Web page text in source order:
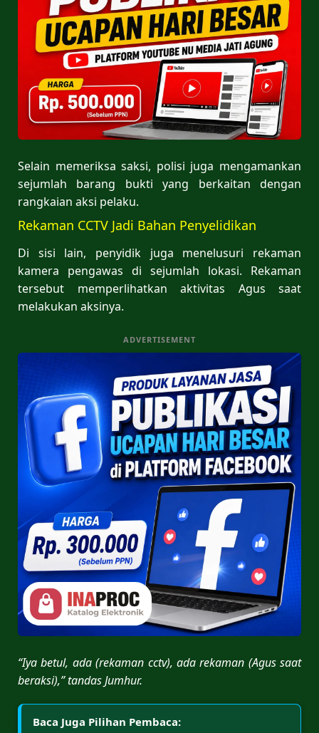
Selain memeriksa saksi, polisi juga mengamankan
sejumlah barang bukti yang berkaitan dengan
rangkaian aksi pelaku.
Rekaman CCTV Jadi Bahan Penyelidikan
Di sisi lain, penyidik juga menelusuri rekaman
kamera pengawas di sejumlah lokasi. Rekaman
tersebut memperlihatkan aktivitas Agus saat
melakukan aksinya.
ADVERTISEMENT
“Iya betul, ada (rekaman cctv), ada rekaman (Agus saat
beraksi),” tandas Jumhur.
Baca Juga Pilihan Pembaca: